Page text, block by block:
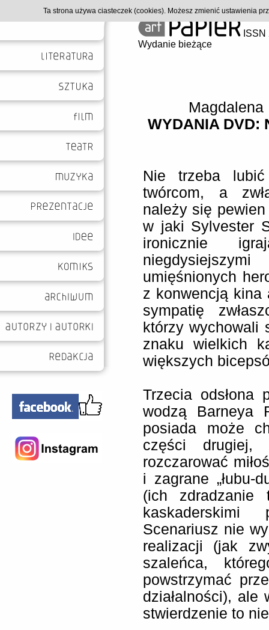
Wydanie bieżące
WYDANIA DVD:
Nie trzeba
twórcom, a
należy się
w jaki Sylvester
ironicznie
umięśnionych
z konwencją kina
sympatię
którzy wychowali
znaku wielkich
większych
Trzecia odsłona
wodzą Barneya
posiada może
części
rozczarować
i zagrane „łubu-
(ich zdradzanie
kaskaderskimi
Scenariusz nie
realizacji (jak
szaleńca,
powstrzymać
działalności), ale
stwierdzenie to
Ta strona używa ciasteczek (cookies). Możesz zmienić ustawienia